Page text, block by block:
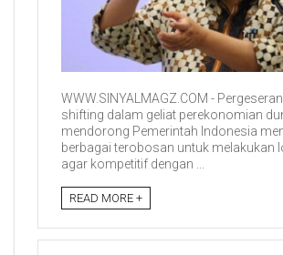
WWW.SINYALMAGZ.COM -
shifting dalam geliat perekonomian
mendorong Pemerintah Indonesia
berbagai terobosan untuk melakukan
agar kompetitif dengan ...
READ MORE +